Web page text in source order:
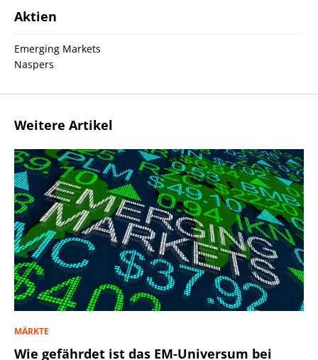
Aktien
Emerging Markets
Naspers
Weitere Artikel
MÄRKTE
Wie gefährdet ist das EM-Universum bei